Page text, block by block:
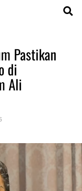
Pastikan
di
Ali